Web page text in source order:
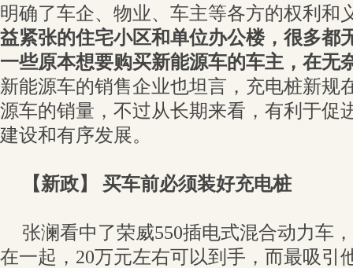
明确了车企、物业、车主等各方的权利和
益紧张的住宅小区和单位办公楼，很多都
一些原本想要购买新能源车的车主，在无
新能源车的销售企业也坦言，充电桩新规
源车的销量，不过从长期来看，有利于促
建设和有序发展。
【新政】 买车前必须装好充电桩
张澜看中了荣威550插电式混合动力车
在一起，20万元左右可以到手，而最吸引